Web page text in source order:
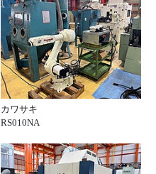
カワサキ
RS010NA